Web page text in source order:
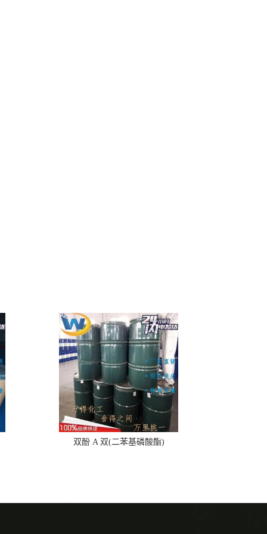
双酚 A 双(二苯基磷酸酯)